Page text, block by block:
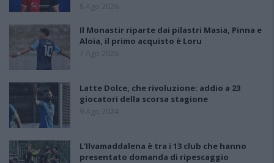
8 Ago 2026
Il Monastir riparte dai pilastri Masia, Pinna e
Aloia, il primo acquisto è Loru
7 Ago 2026
Latte Dolce, che rivoluzione: addio a 23
giocatori della scorsa stagione
9 Ago 2024
L'Ilvamaddalena è tra i 13 club che hanno
presentato domanda di ripescaggio